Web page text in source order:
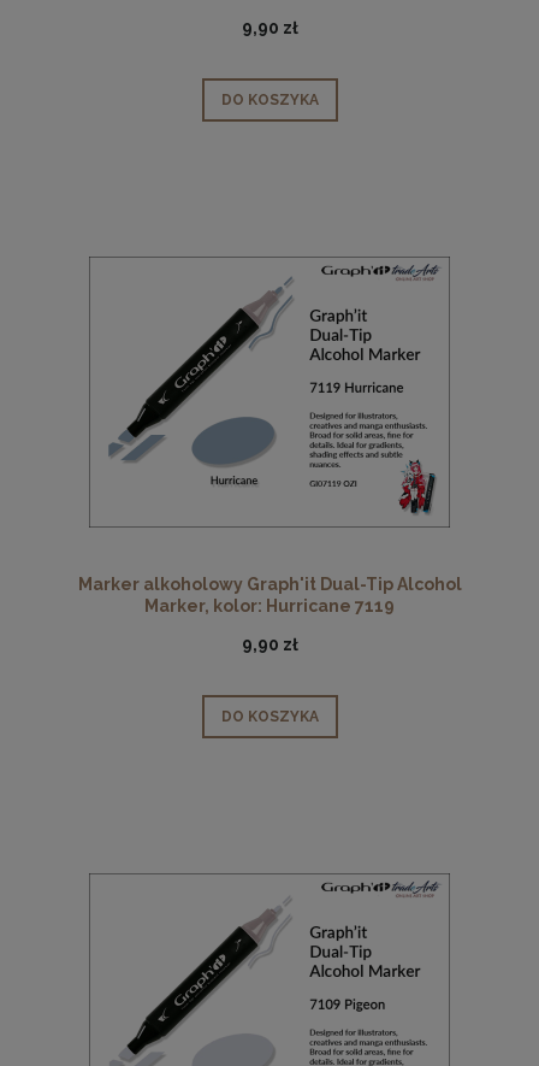
9,90 zł
DO KOSZYKA
Marker alkoholowy Graph'it Dual-Tip Alcohol
Marker, kolor: Hurricane 7119
9,90 zł
DO KOSZYKA